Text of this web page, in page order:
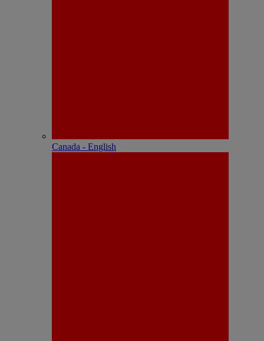
Canada - English